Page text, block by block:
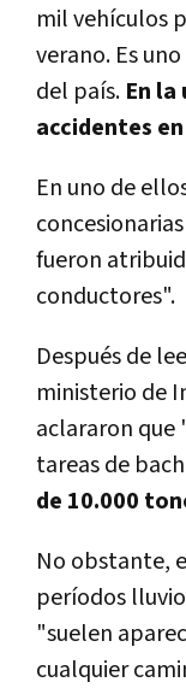
mil vehículos
verano. Es
del país. En
accidentes
En uno de
fueron
conductores".
Después de
ministerio de
aclararon que
tareas de
de 10.000
No obstante,
períodos
"suelen
cualquier